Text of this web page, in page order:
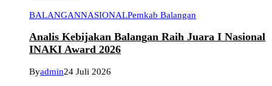
BALANGANNASIONALPemkab Balangan
Analis Kebijakan Balangan Raih Juara I Nasional
INAKI Award 2026
Byadmin24 Juli 2026